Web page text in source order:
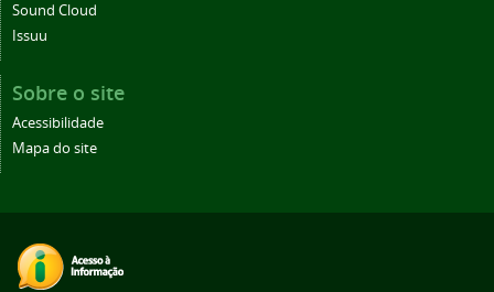
Sound Cloud
Issuu
Sobre o site
Acessibilidade
Mapa do site